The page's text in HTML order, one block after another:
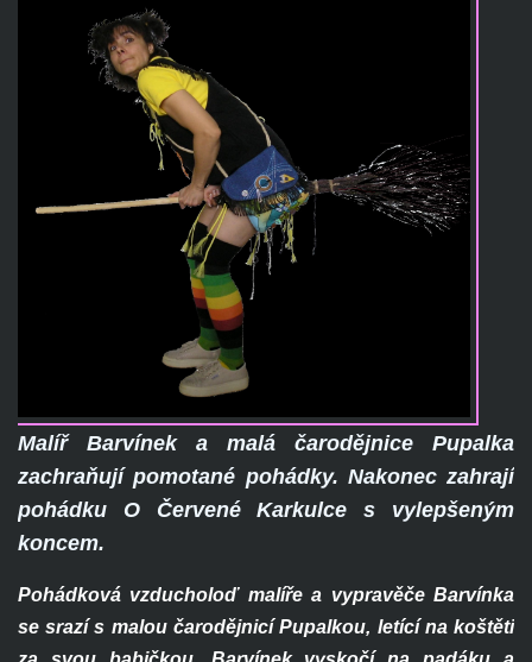
Malíř Barvínek a malá čarodějnice Pupalka
zachraňují pomotané pohádky. Nakonec zahrají
pohádku O Červené Karkulce s vylepšeným
koncem.
Pohádková vzducholoď malíře a vypravěče Barvínka
se srazí s malou čarodějnicí Pupalkou, letící na koštěti